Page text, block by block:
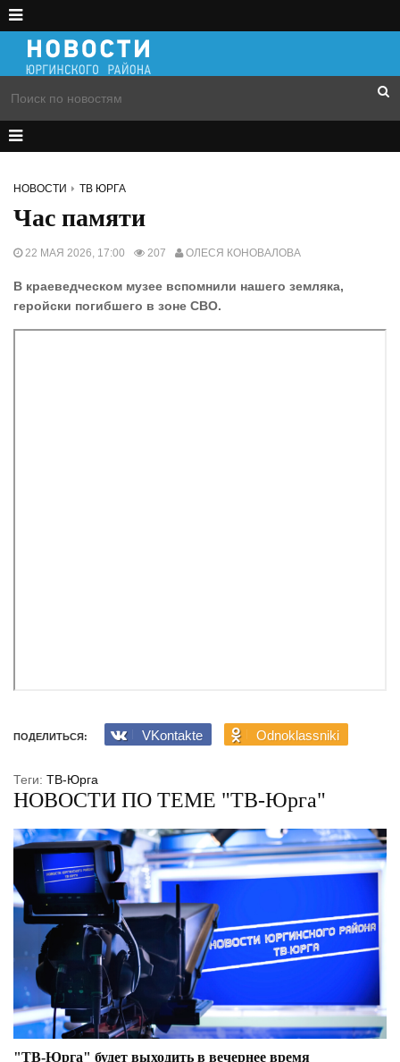
НОВОСТИ ТВ ЮРГА
Час памяти
22 МАЯ 2026, 17:00 207 ОЛЕСЯ КОНОВАЛОВА
В краеведческом музее вспомнили нашего земляка,
геройски погибшего в зоне СВО.
ПОДЕЛИТЬСЯ: VKontakte Odnoklassniki
Теги: ТВ-Юрга
НОВОСТИ ПО ТЕМЕ "ТВ-Юрга"
"ТВ-Юрга" будет выходить в вечернее время